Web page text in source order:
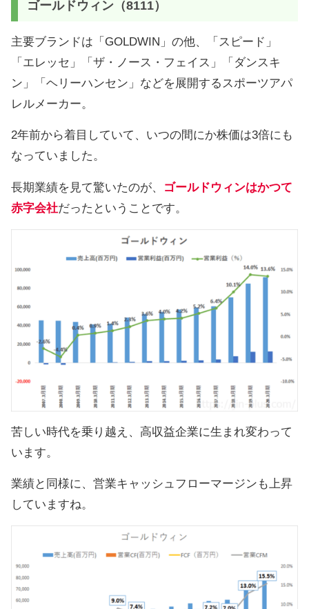
ゴールドウィン（8111）
主要ブランドは「GOLDWIN」の他、「スピード」
「エレッセ」「ザ・ノース・フェイス」「ダンスキ
ン」「ヘリーハンセン」などを展開するスポーツアパ
レルメーカー。
2年前から着目していて、いつの間にか株価は3倍にも
なっていました。
長期業績を見て驚いたのが、
ゴールドウィンはかつて
赤字会社だったということです。
苦しい時代を乗り越え、高収益企業に生まれ変わって
います。
業績と同様に、営業キャッシュフローマージンも上昇
していますね。